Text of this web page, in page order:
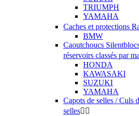
TRIUMPH
YAMAHA
Caches et protections
BMW
Caoutchoucs
réservoirs classés par
HONDA
KAWASAKI
SUZUKI
YAMAHA
Capots de selles / Culs
selles 